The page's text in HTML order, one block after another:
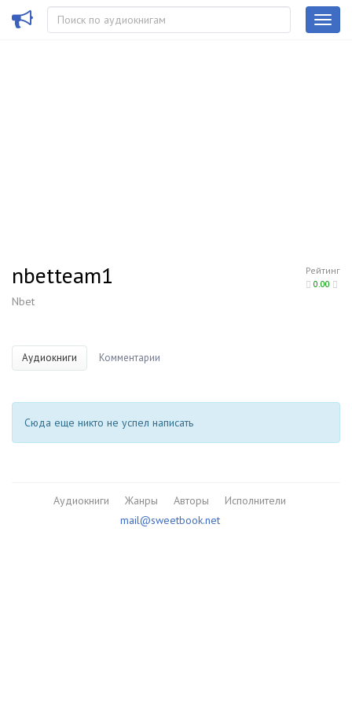
Рейтинг
0.00
nbetteam1
Nbet
Аудиокниги Комментарии
Сюда еще никто не успел написать
Аудиокниги Жанры Авторы
Исполнители
mail@sweetbook.net